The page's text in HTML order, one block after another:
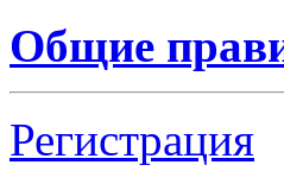
Общие
Регистрация